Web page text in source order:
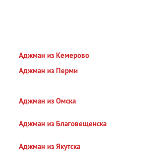
Аджман из Кемерово
Аджман из Перми
Аджман из Омска
Аджман из Благовещенска
Аджман из Якутска